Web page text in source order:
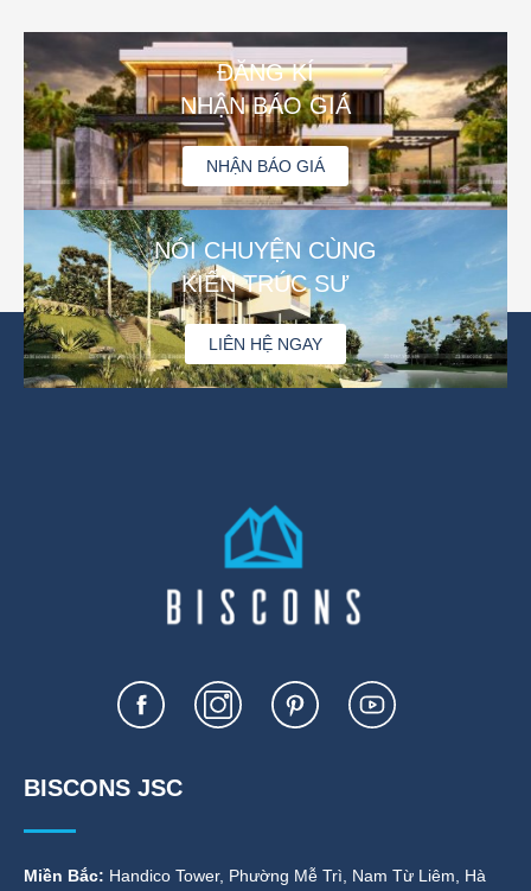
ĐĂNG KÍ
NHẬN BÁO GIÁ
NHẬN BÁO GIÁ
NÓI CHUYỆN CÙNG
KIẾN TRÚC SƯ
LIÊN HỆ NGAY
BISCONS JSC
Miền Bắc: Handico Tower, Phường Mễ Trì, Nam Từ Liêm, Hà